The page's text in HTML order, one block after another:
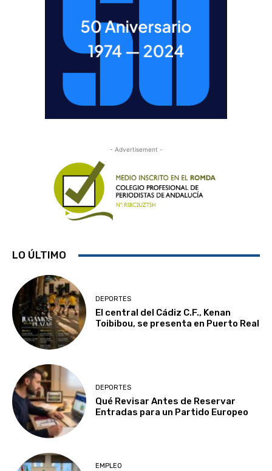
- Advertisement -
LO ÚLTIMO
DEPORTES
El central del Cádiz C.F., Kenan
Toibibou, se presenta en Puerto Real
DEPORTES
Qué Revisar Antes de Reservar
Entradas para un Partido Europeo
EMPLEO